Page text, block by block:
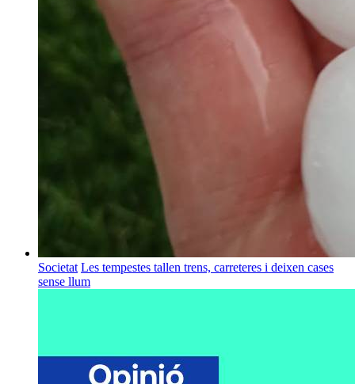
Societat Les tempestes tallen trens, carreteres i deixen cases
sense llum